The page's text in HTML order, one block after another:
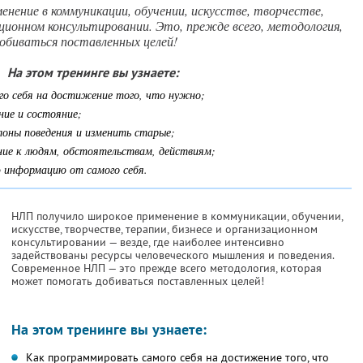
в коммуникации, обучении, искусстве, творчестве,
консультировании. Это, прежде всего, методология,
поставленных целей!
На этом тренинге вы узнаете:
себя на достижение того, что нужно;
и состояние;
поведения и изменить старые;
к людям, обстоятельствам, действиям;
от самого себя.
НЛП получило широкое применение в коммуникации, обучении,
искусстве, творчестве, терапии, бизнесе и организационном
консультировании — везде, где наиболее интенсивно
задействованы ресурсы человеческого мышления и поведения.
Современное НЛП — это прежде всего методология, которая
может помогать добиваться поставленных целей!
На этом тренинге вы узнаете:
Как программировать самого себя на достижение того, что